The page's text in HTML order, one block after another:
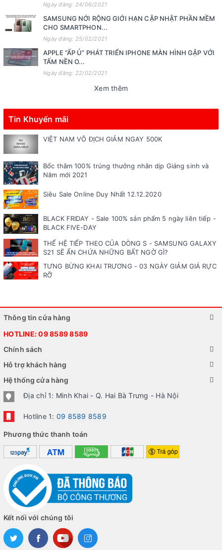
Ngày đăng: 24/06/2021
SAMSUNG NỚI RỘNG GIỚI HẠN CẬP NHẬT PHẦN MỀM
CHO SMARTPHON...
Ngày đăng: 25/02/2021
APPLE “ẤP Ủ” PHÁT TRIỂN IPHONE MÀN HÌNH GẬP VỚI
TẤM NỀN O...
Ngày đăng: 22/02/2021
Xem thêm
Tin Khuyến mãi
VIỆT NAM VÔ ĐỊCH GIẢM NGAY 500K
Bốc thăm 100% trúng thưởng nhân dịp Giáng sinh và
Năm mới 2021
Siêu Sale Online Duy Nhất 12.12.2020
BLACK FRIDAY - Sale 100% sản phẩm 5 ngày liên tiếp -
BLACK FIVE-DAY
THẾ HỆ TIẾP THEO CỦA DÒNG S - SAMSUNG GALAXY
S21 SẼ ẨN CHỨA NHỮNG BẤT NGỜ GÌ?
TƯNG BỪNG KHAI TRƯƠNG - 03 NGÀY GIẢM GIÁ RỰC
RỠ
Thông tin cửa hàng
HOTLINE:09 8589 8589
Chính sách
Hỗ trợ khách hàng
Hệ thống cửa hàng
Địa chỉ 1: Minh Khai - Q. Hai Bà Trưng - Hà Nội
Hotline 1: 09 8589 8589
Phương thức thanh toán
Kết nối với chúng tôi